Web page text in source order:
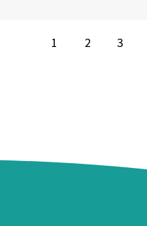
1 2 3